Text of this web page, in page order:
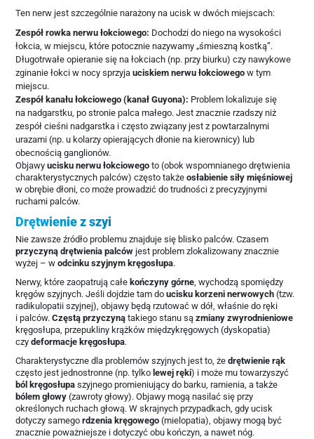
Ten nerw jest szczególnie narażony na ucisk w dwóch miejscach:
Zespół rowka nerwu łokciowego: Dochodzi do niego na wysokości
łokcia, w miejscu, które potocznie nazywamy „śmieszną kostką”.
Długotrwałe opieranie się na łokciach (np. przy biurku) czy nawykowe
zginanie łokci w nocy sprzyjauciskiem nerwu łokciowego w tym
miejscu.
Zespół kanału łokciowego (kanał Guyona): Problem lokalizuje się
na nadgarstku, po stronie palca małego. Jest znacznie rzadszy niż
zespół cieśni nadgarstka i często związany jest z powtarzalnymi
urazami (np. u kolarzy opierających dłonie na kierownicy) lub
obecnością ganglionów.
Objawyucisku nerwu łokciowego to (obok wspomnianego drętwienia
charakterystycznych palców) często takżeosłabienie siły mięśniowej
w obrębie dłoni, co może prowadzić do trudności z precyzyjnymi
ruchami palców.
Drętwienie z szyi
Nie zawsze źródło problemu znajduje się blisko palców. Czasem
przyczyną drętwienia palców jest problem zlokalizowany znacznie
wyżej – wodcinku szyjnym kręgosłupa.
Nerwy, które zaopatrują całe kończyny górne, wychodzą spomiędzy
kręgów szyjnych. Jeśli dojdzie tam doucisku korzeni nerwowych (tzw.
radikulopatii szyjnej), objawy będą rzutować w dół, właśnie do ręki
i palców.Częstą przyczyną takiego stanu sązmiany zwyrodnieniowe
kręgosłupa, przepukliny krążków międzykręgowych (dyskopatia)
czydeformacje kręgosłupa.
Charakterystyczne dla problemów szyjnych jest to, żedrętwienie rąk
często jest jednostronne (np. tylko lewej ręki) i może mu towarzyszyć
ból kręgosłupa szyjnego promieniujący do barku, ramienia, a także
bólem głowy (zawroty głowy). Objawy mogą nasilać się przy
określonych ruchach głową. W skrajnych przypadkach, gdy ucisk
dotyczy samegordzenia kręgowego (mielopatia), objawy mogą być
znacznie poważniejsze i dotyczyć obu kończyn, a nawet nóg.